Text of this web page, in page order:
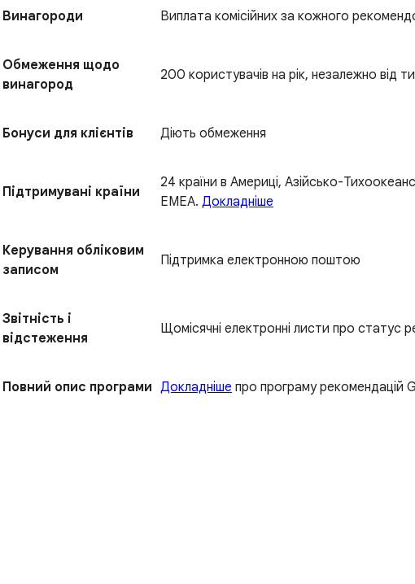
Винагороди Виплата комісійних за кожного
Обмеження щодо
винагород
200 користувачів на рік, незалежно від
Бонуси для клієнтів Діють обмеження
Підтримувані країни
24 країни в Америці, Азійсько-
EMEA. Докладніше
Керування обліковим
записом
Підтримка електронною поштою
Звітність і
відстеження
Щомісячні електронні листи про статус
Повний опис програми Докладніше про програму рекомендацій